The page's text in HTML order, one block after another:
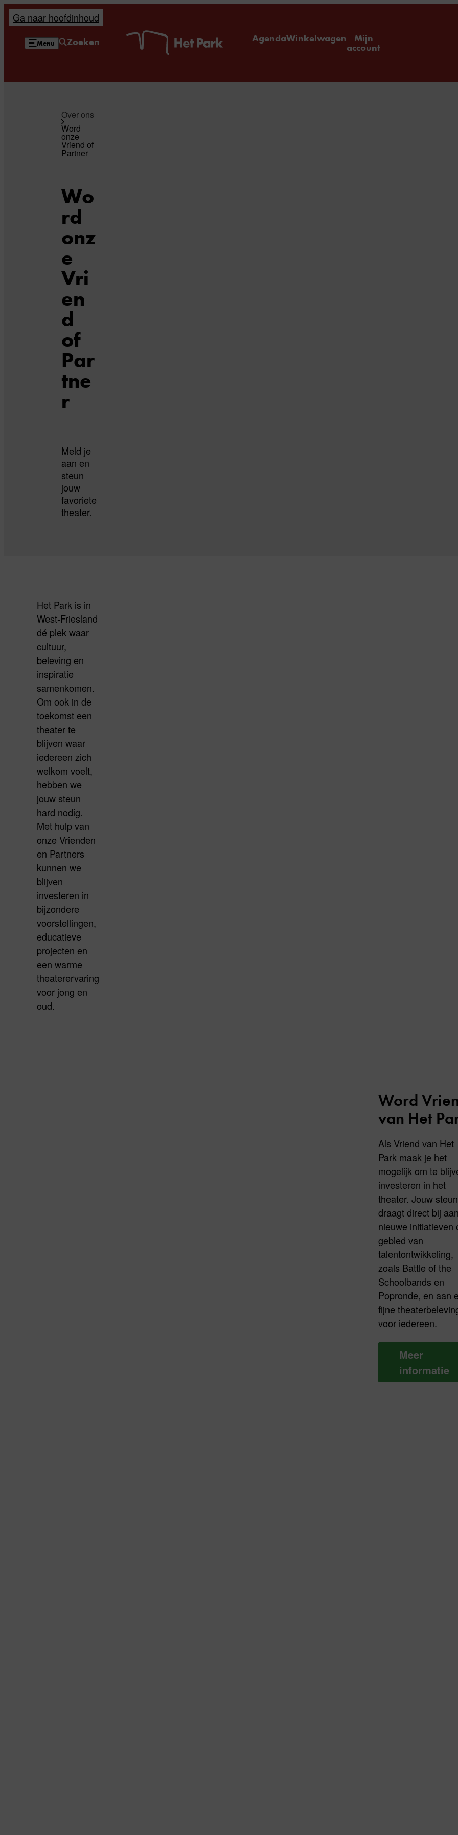
Ga naar hoofdinhoud
Zoeken
Menu AgendaWinkelwagen Mijn
account
Over ons
Word
onze
Vriend of
Partner
Wo
rd
onz
e
Vri
en
d
of
Par
tne
r
Meld je
aan en
steun
jouw
favoriete
theater.
Het Park is in
West-Friesland
dé plek waar
cultuur,
beleving en
inspiratie
samenkomen.
Om ook in de
toekomst een
theater te
blijven waar
iedereen zich
welkom voelt,
hebben we
jouw steun
hard nodig.
Met hulp van
onze Vrienden
en Partners
kunnen we
blijven
investeren in
bijzondere
voorstellingen,
educatieve
projecten en
een warme
theaterervaring
voor jong en
oud.
Word
van Het
Als Vriend van Het
Park maak je het
mogelijk om te
investeren in het
theater. Jouw steun
draagt direct bij aan
nieuwe initiatieven
gebied van
talentontwikkeling,
zoals Battle of the
Schoolbands en
Popronde, en aan
fijne
voor iedereen.
Meer
informatie